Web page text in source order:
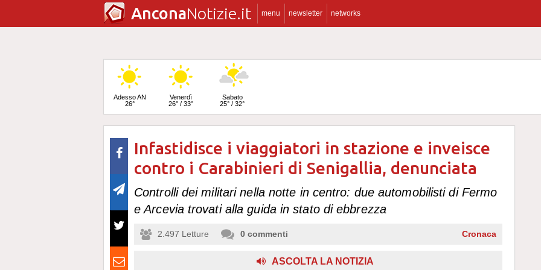
AnconaNotizie.it menu newsletter networks
Adesso AN
26°
Venerdì
26° / 33°
Sabato
25° / 32°
Domenica
24° / 32°
Infastidisce i viaggiatori in stazione e inveisce
contro i Carabinieri di Senigallia, denunciata
Controlli dei militari nella notte in centro: due automobilisti di Fermo
e Arcevia trovati alla guida in stato di ebbrezza
2.497 Letture 0 commenti Cronaca
ASCOLTA LA NOTIZIA